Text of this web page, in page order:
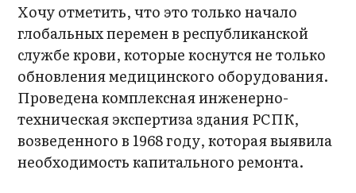
Хочу отметить, что это только начало
глобальных перемен в республиканской
службе крови, которые коснутся не только
обновления медицинского оборудования.
Проведена комплексная инженерно-
техническая экспертиза здания РСПК,
возведенного в 1968 году, которая выявила
необходимость капитального ремонта.